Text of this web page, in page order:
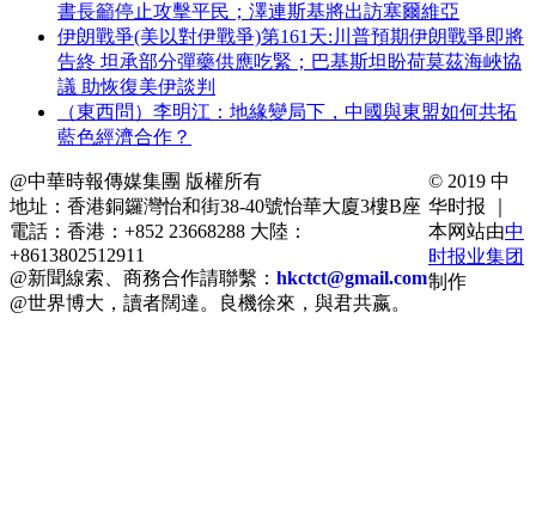
書長籲停止攻擊平民；澤連斯基將出訪塞爾維亞
伊朗戰爭(美以對伊戰爭)第161天:川普預期伊朗戰爭即將
告終 坦承部分彈藥供應吃緊；巴基斯坦盼荷莫茲海峽協
議 助恢復美伊談判
（東西問）李明江：地緣變局下，中國與東盟如何共拓
藍色經濟合作？
@中華時報傳媒集團 版權所有
地址：香港銅鑼灣怡和街38-40號怡華大廈3樓B座
電話：香港：+852 23668288 大陸：
+8613802512911
@新聞線索、商務合作請聯繫： hkctct@gmail.com
@世界博大，讀者闊達。良機徐來，與君共嬴。
© 2019 中
华时报 ｜
本网站由中
时报业集团
制作